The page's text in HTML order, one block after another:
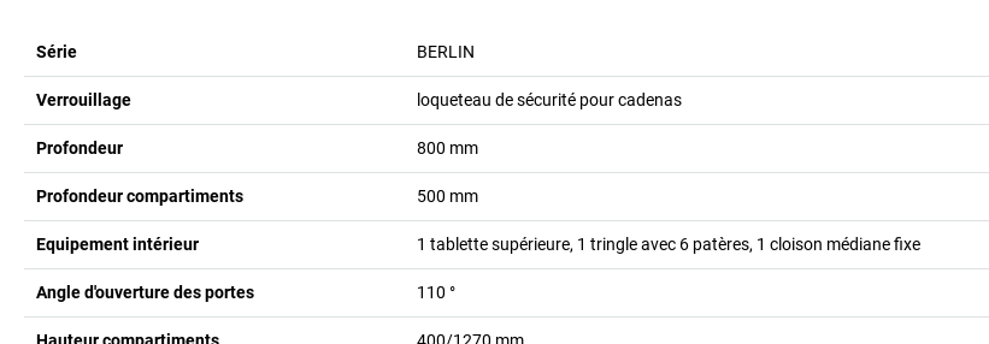
Série BERLIN
Verrouillage loqueteau de sécurité pour cadenas
Profondeur 800 mm
Profondeur compartiments 500 mm
Equipement intérieur 1 tablette supérieure, 1 tringle avec 6 patères, 1 cloison médiane fixe
Angle d'ouverture des portes 110 °
Hauteur compartiments 400/1270 mm